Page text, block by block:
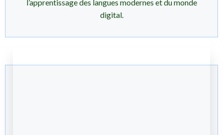
l’apprentissage des langues modernes et du monde
digital.